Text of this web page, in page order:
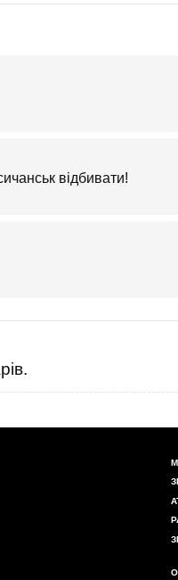
відбивати!